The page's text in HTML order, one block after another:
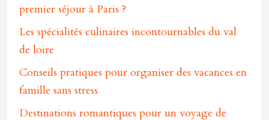
premier séjour à Paris ?
Les spécialités culinaires incontournables du val
de loire
Conseils pratiques pour organiser des vacances en
famille sans stress
Destinations romantiques pour un voyage de